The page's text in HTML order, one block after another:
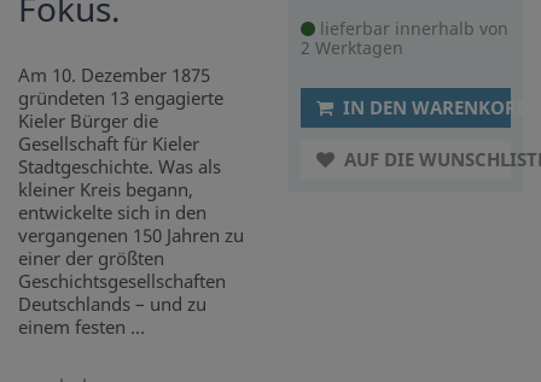
Am 10. Dezember 1875
gründeten 13 engagierte
Kieler Bürger die
Gesellschaft für Kieler
Stadtgeschichte. Was als
kleiner Kreis begann,
entwickelte sich in den
vergangenen 150 Jahren zu
einer der größten
Geschichtsgesellschaften
Deutschlands – und zu
einem festen ...
lieferbar innerhalb von
2 Werktagen
IN DEN WARENKORB
AUF DIE